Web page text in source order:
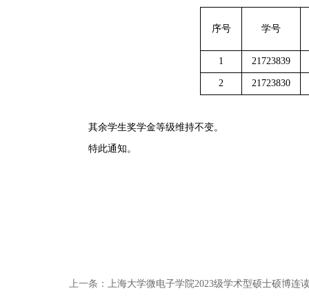
序号 学号
1 21723839
2 21723830
其余学生奖学金等级维持不变。
特此通知。
上一条： 上海大学微电子学院2023级学术型硕士硕博连